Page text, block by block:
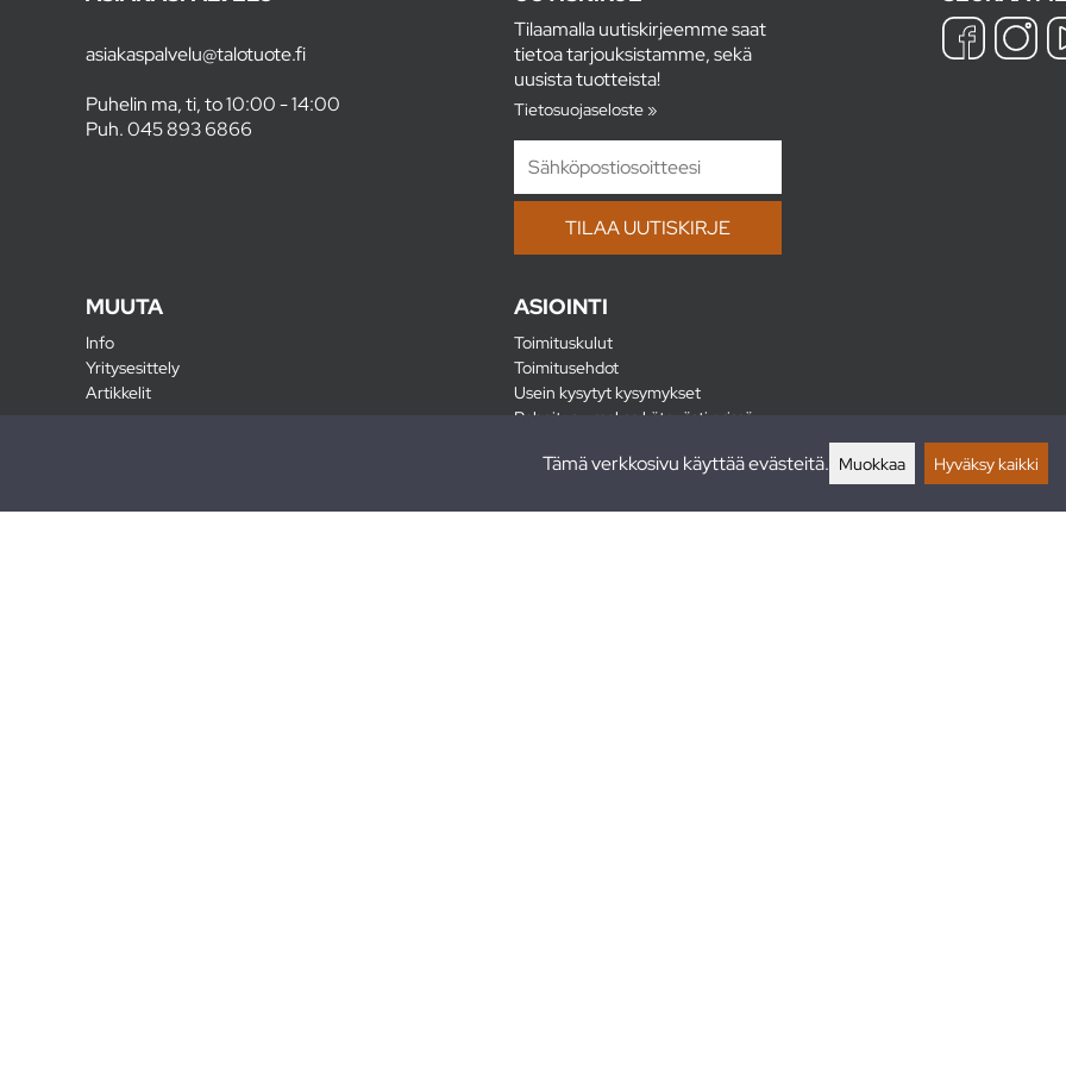
asiakaspalvelu@talotuote.fi
Puhelin ma, ti, to 10:00 - 14:00
Puh.045 893 6866
Tilaamalla uutiskirjeemme saat
tietoa tarjouksistamme, sekä
uusista tuotteista!
Tietosuojaseloste »
MUUTA
Info
Yritysesittely
Artikkelit
ASIOINTI
Toimituskulut
Toimitusehdot
Usein kysytyt kysymykset
Rahoitus - maksa kätevästi erissä
Tämä verkkosivu käyttää evästeitä. Muokkaa Hyväksy kaikki